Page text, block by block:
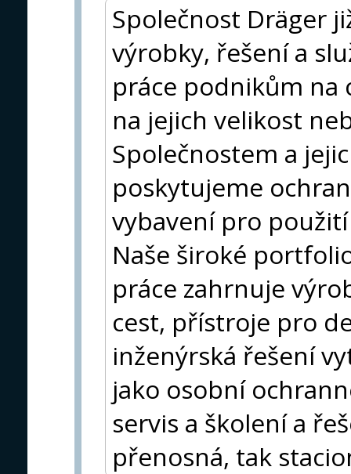
Společnost Dräger
výrobky, řešení a
práce podnikům na
na jejich velikost
Společnostem a
poskytujeme
vybavení pro
Naše široké
práce zahrnuje
cest, přístroje pro
inženýrská řešení
jako osobní
servis a školení a
přenosná, tak